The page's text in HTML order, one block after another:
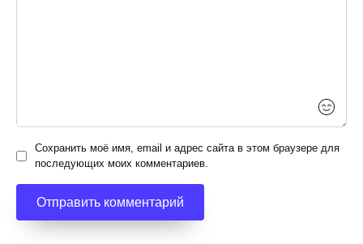
Сохранить моё имя, email и адрес сайта в этом браузере для
последующих моих комментариев.